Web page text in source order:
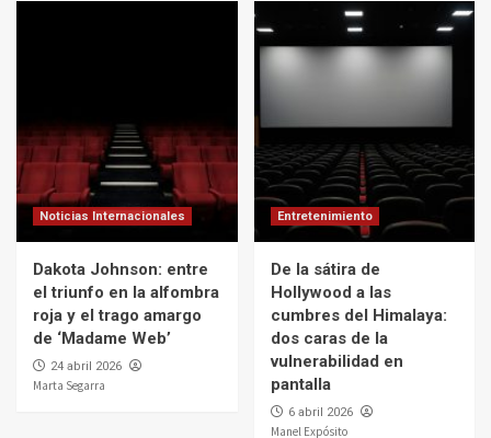
Noticias Internacionales
Dakota Johnson: entre
el triunfo en la alfombra
roja y el trago amargo
de ‘Madame Web’
24 abril 2026
Marta Segarra
Entretenimiento
De la sátira de
Hollywood a las
cumbres del Himalaya:
dos caras de la
vulnerabilidad en
pantalla
6 abril 2026
Manel Expósito